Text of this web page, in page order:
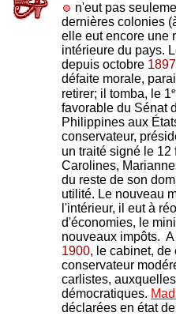
n'eut pas
dernières colonies
elle eut encore une
intérieure du pays.
depuis octobre 1897
défaite morale,
retirer; il tomba, le 1
favorable du Sénat
Philippines aux
conservateur,
un traité signé le 12
Carolines,
du reste de son
utilité. Le nouveau
l'intérieur, il eut à
d'économies, le
nouveaux impôts.
1900, le cabinet, de
conservateur
carlistes,
démocratiques.
déclarées en état